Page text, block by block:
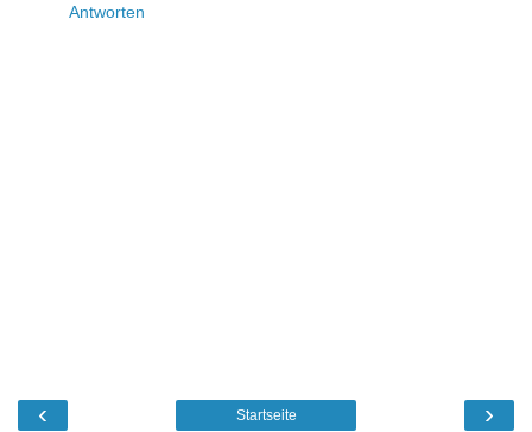
Antworten
‹ ›
Startseite